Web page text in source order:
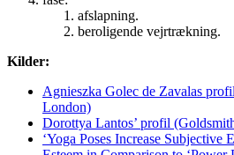
afslapning.
beroligende vejrtrækning.
Kilder:
Agnieszka Golec de Zavalas
London)
Dorottya Lantos’ profil
‘Yoga Poses Increase Subjective